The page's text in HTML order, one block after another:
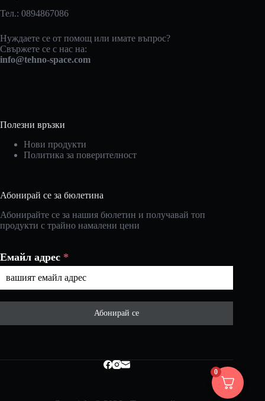
Тел.: 0894867086
Нуждаете се от помощ или имате въпрос?
Свържете се с нас на:
info@tehno-space.com
Полезни връзки
Нови продукти
Политика за поверителност
Абонирай се за бюлетина
Абонирайте се за нашия бюлетин и получавай топ
продукти с трайно намалени цени
Емайл адрес *
Абонирай се
0